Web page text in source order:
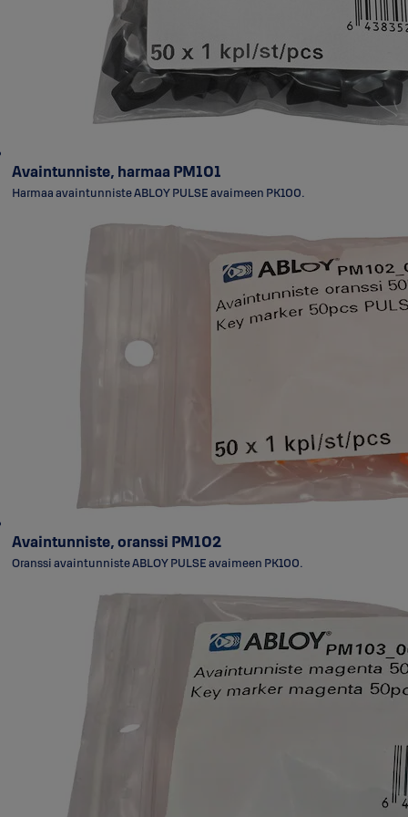
Avaintunniste, harmaa PM101
Harmaa avaintunniste ABLOY PULSE avaimeen PK100.
Avaintunniste, oranssi PM102
Oranssi avaintunniste ABLOY PULSE avaimeen PK100.